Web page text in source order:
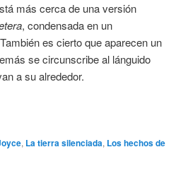
más cerca de una versión
, condensada en un
es cierto que aparecen un
se circunscribe al lánguido
a su alrededor.
, La tierra silenciada, Los hechos de